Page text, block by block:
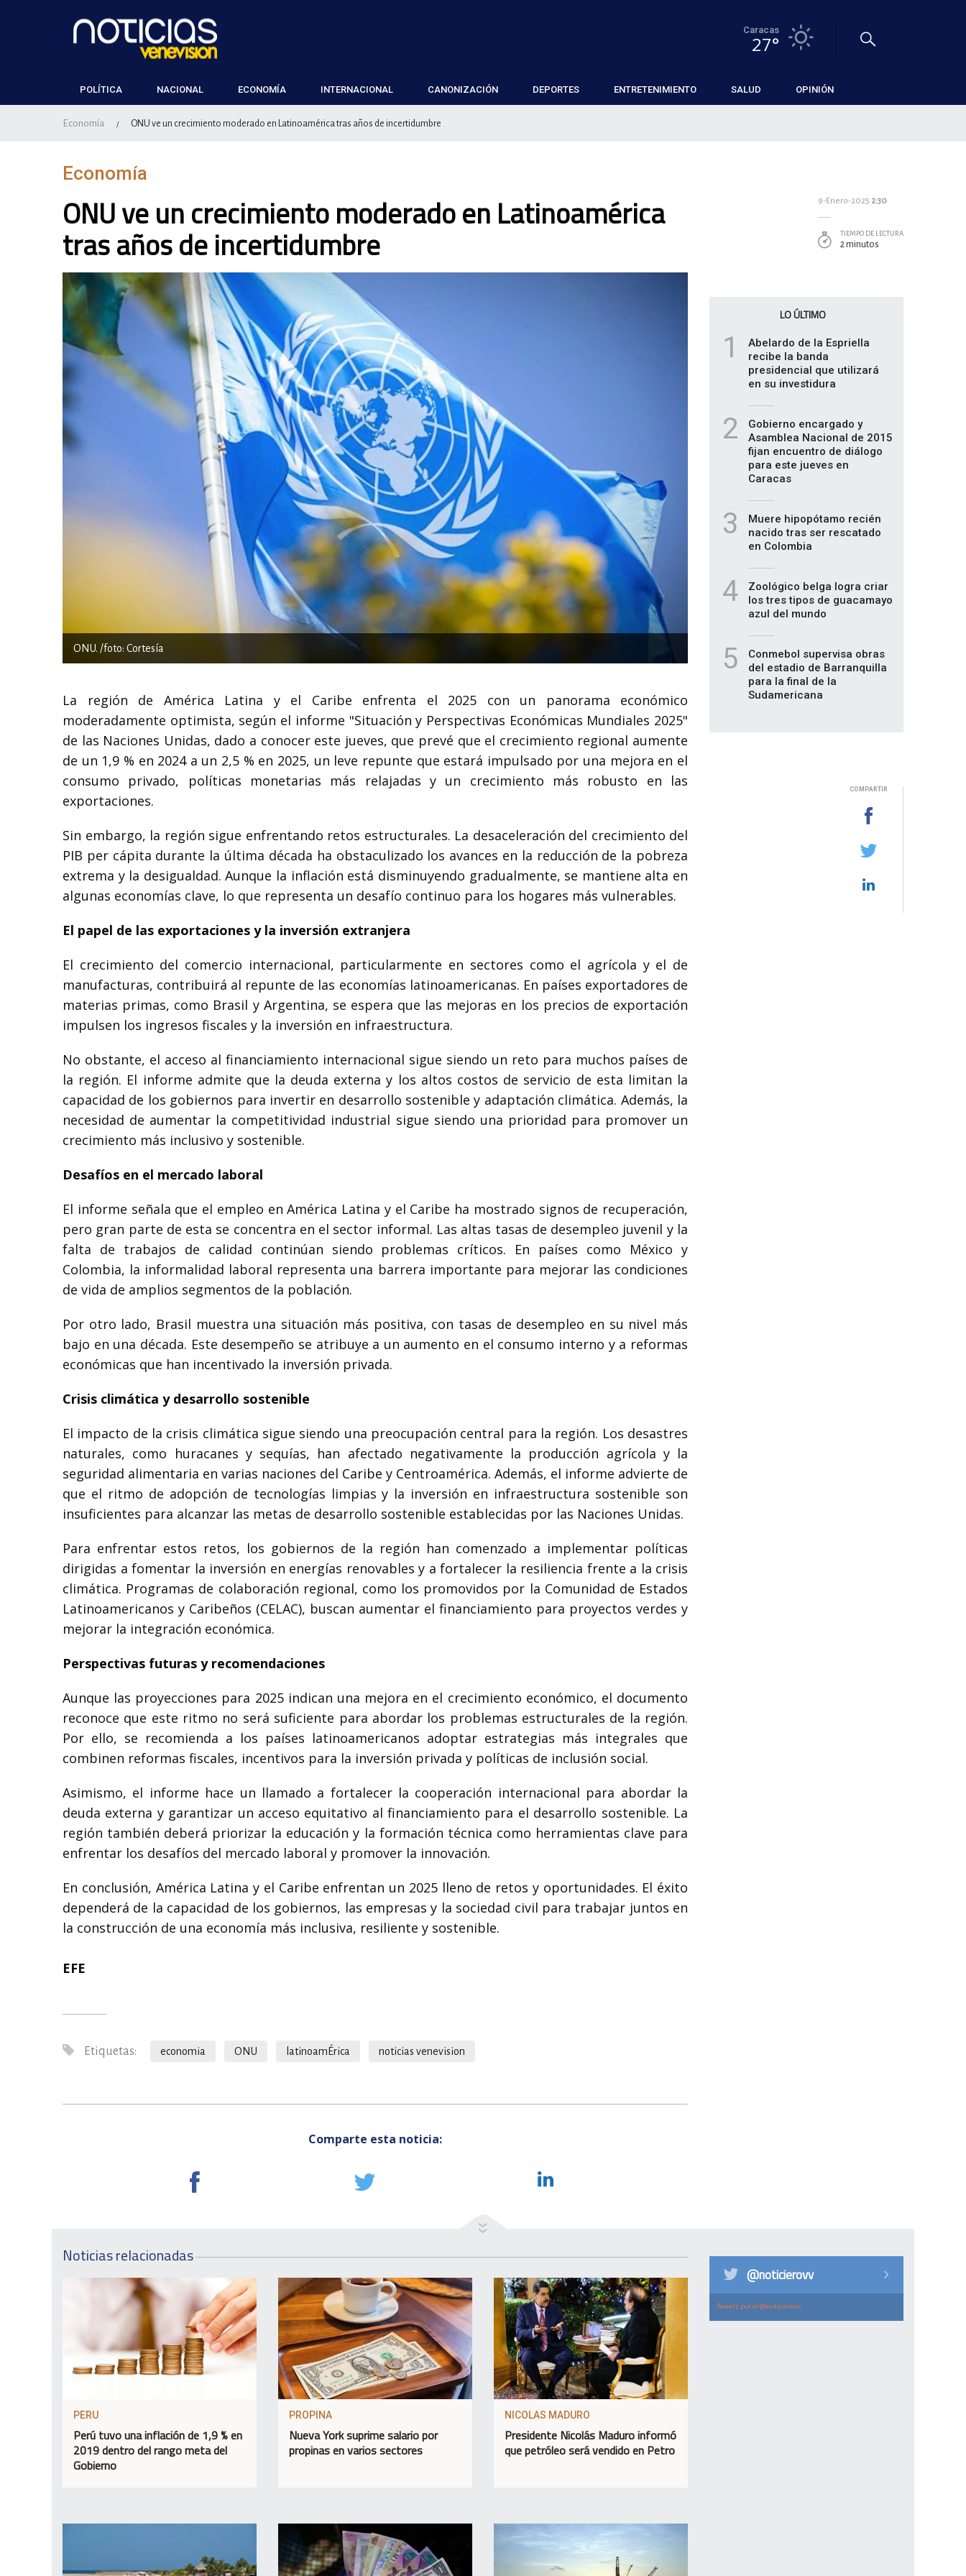
Caracas
27°
POLÍTICA NACIONAL ECONOMÍA INTERNACIONAL CANONIZACIÓN DEPORTES ENTRETENIMIENTO SALUD OPINIÓN
Economía / ONU ve un crecimiento moderado en Latinoamérica tras años de incertidumbre
Economía
ONU ve un crecimiento moderado en Latinoamérica
tras años de incertidumbre
ONU. /foto: Cortesía
La región de América Latina y el Caribe enfrenta el 2025 con un panorama económico
moderadamente optimista, según el informe "Situación y Perspectivas Económicas Mundiales 2025"
de las Naciones Unidas, dado a conocer este jueves, que prevé que el crecimiento regional aumente
de un 1,9 % en 2024 a un 2,5 % en 2025, un leve repunte que estará impulsado por una mejora en el
consumo privado, políticas monetarias más relajadas y un crecimiento más robusto en las
exportaciones.
Sin embargo, la región sigue enfrentando retos estructurales. La desaceleración del crecimiento del
PIB per cápita durante la última década ha obstaculizado los avances en la reducción de la pobreza
extrema y la desigualdad. Aunque la inflación está disminuyendo gradualmente, se mantiene alta en
algunas economías clave, lo que representa un desafío continuo para los hogares más vulnerables.
El papel de las exportaciones y la inversión extranjera
El crecimiento del comercio internacional, particularmente en sectores como el agrícola y el de
manufacturas, contribuirá al repunte de las economías latinoamericanas. En países exportadores de
materias primas, como Brasil y Argentina, se espera que las mejoras en los precios de exportación
impulsen los ingresos fiscales y la inversión en infraestructura.
No obstante, el acceso al financiamiento internacional sigue siendo un reto para muchos países de
la región. El informe admite que la deuda externa y los altos costos de servicio de esta limitan la
capacidad de los gobiernos para invertir en desarrollo sostenible y adaptación climática. Además, la
necesidad de aumentar la competitividad industrial sigue siendo una prioridad para promover un
crecimiento más inclusivo y sostenible.
Desafíos en el mercado laboral
El informe señala que el empleo en América Latina y el Caribe ha mostrado signos de recuperación,
pero gran parte de esta se concentra en el sector informal. Las altas tasas de desempleo juvenil y la
falta de trabajos de calidad continúan siendo problemas críticos. En países como México y
Colombia, la informalidad laboral representa una barrera importante para mejorar las condiciones
de vida de amplios segmentos de la población.
Por otro lado, Brasil muestra una situación más positiva, con tasas de desempleo en su nivel más
bajo en una década. Este desempeño se atribuye a un aumento en el consumo interno y a reformas
económicas que han incentivado la inversión privada.
Crisis climática y desarrollo sostenible
El impacto de la crisis climática sigue siendo una preocupación central para la región. Los desastres
naturales, como huracanes y sequías, han afectado negativamente la producción agrícola y la
seguridad alimentaria en varias naciones del Caribe y Centroamérica. Además, el informe advierte de
que el ritmo de adopción de tecnologías limpias y la inversión en infraestructura sostenible son
insuficientes para alcanzar las metas de desarrollo sostenible establecidas por las Naciones Unidas.
Para enfrentar estos retos, los gobiernos de la región han comenzado a implementar políticas
dirigidas a fomentar la inversión en energías renovables y a fortalecer la resiliencia frente a la crisis
climática. Programas de colaboración regional, como los promovidos por la Comunidad de Estados
Latinoamericanos y Caribeños (CELAC), buscan aumentar el financiamiento para proyectos verdes y
mejorar la integración económica.
Perspectivas futuras y recomendaciones
Aunque las proyecciones para 2025 indican una mejora en el crecimiento económico, el documento
reconoce que este ritmo no será suficiente para abordar los problemas estructurales de la región.
Por ello, se recomienda a los países latinoamericanos adoptar estrategias más integrales que
combinen reformas fiscales, incentivos para la inversión privada y políticas de inclusión social.
Asimismo, el informe hace un llamado a fortalecer la cooperación internacional para abordar la
deuda externa y garantizar un acceso equitativo al financiamiento para el desarrollo sostenible. La
región también deberá priorizar la educación y la formación técnica como herramientas clave para
enfrentar los desafíos del mercado laboral y promover la innovación.
En conclusión, América Latina y el Caribe enfrentan un 2025 lleno de retos y oportunidades. El éxito
dependerá de la capacidad de los gobiernos, las empresas y la sociedad civil para trabajar juntos en
la construcción de una economía más inclusiva, resiliente y sostenible.
EFE
Etiquetas: economia ONU latinoamÉrica noticias venevision
Comparte esta noticia:
9-Enero-2025 2:30
TIEMPO DE LECTURA
2 minutos
LO ÚLTIMO
1
Abelardo de la Espriella
recibe la banda
presidencial que utilizará
en su investidura
2
Gobierno encargado y
Asamblea Nacional de 2015
fijan encuentro de diálogo
para este jueves en
Caracas
3
Muere hipopótamo recién
nacido tras ser rescatado
en Colombia
4
Zoológico belga logra criar
los tres tipos de guacamayo
azul del mundo
5
Conmebol supervisa obras
del estadio de Barranquilla
para la final de la
Sudamericana
COMPARTIR
Noticias relacionadas
PERU
Perú tuvo una inflación de 1,9 % en
2019 dentro del rango meta del
Gobierno
PROPINA
Nueva York suprime salario por
propinas en varios sectores
NICOLAS MADURO
Presidente Nicolás Maduro informó
que petróleo será vendido en Petro
@noticierovv
Tweets por el @noticierovv.